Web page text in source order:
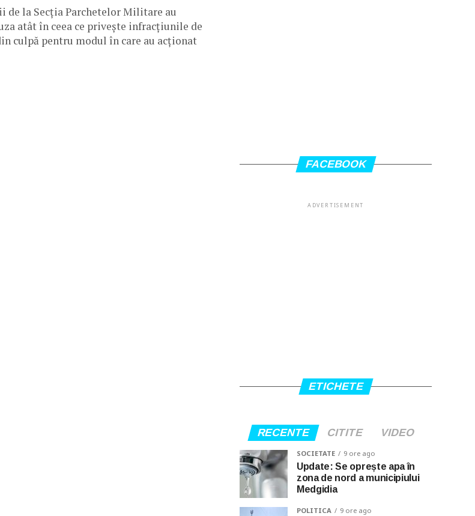
de la Secţia Parchetelor Militare au
atât în ceea ce privește infracţiunile de
culpă pentru modul în care au acționat
FACEBOOK
ADVERTISEMENT
ETICHETE
RECENTE CITITE VIDEO
SOCIETATE 9 ore ago
Update: Se oprește apa în
zona de nord a municipiului
Medgidia
POLITICA 9 ore ago